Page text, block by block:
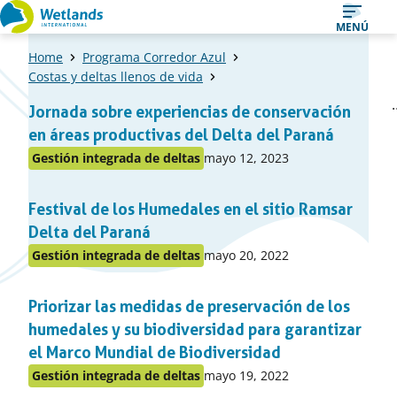
Ir
al
contenido
MENÚ
Home
Programa Corredor Azul
Costas y deltas llenos de vida
Una
lista
de
items
Jornada sobre experiencias de conservación
en áreas productivas del Delta del Paraná
Publicado
el
apartado
Gestión integrada de deltas Publicado
mayo 12, 2023
Festival de los Humedales en el sitio Ramsar
Delta del Paraná
Publicado
el
apartado
Gestión integrada de deltas Publicado
mayo 20, 2022
Priorizar las medidas de preservación de los
humedales y su biodiversidad para garantizar
el Marco Mundial de Biodiversidad
Publicado
Gestión integrada de deltas Publicado
mayo 19, 2022
Página
1